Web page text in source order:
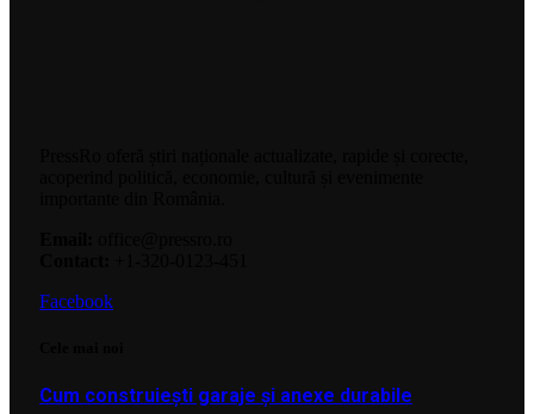
Facebook
Cum construiești garaje și anexe durabile